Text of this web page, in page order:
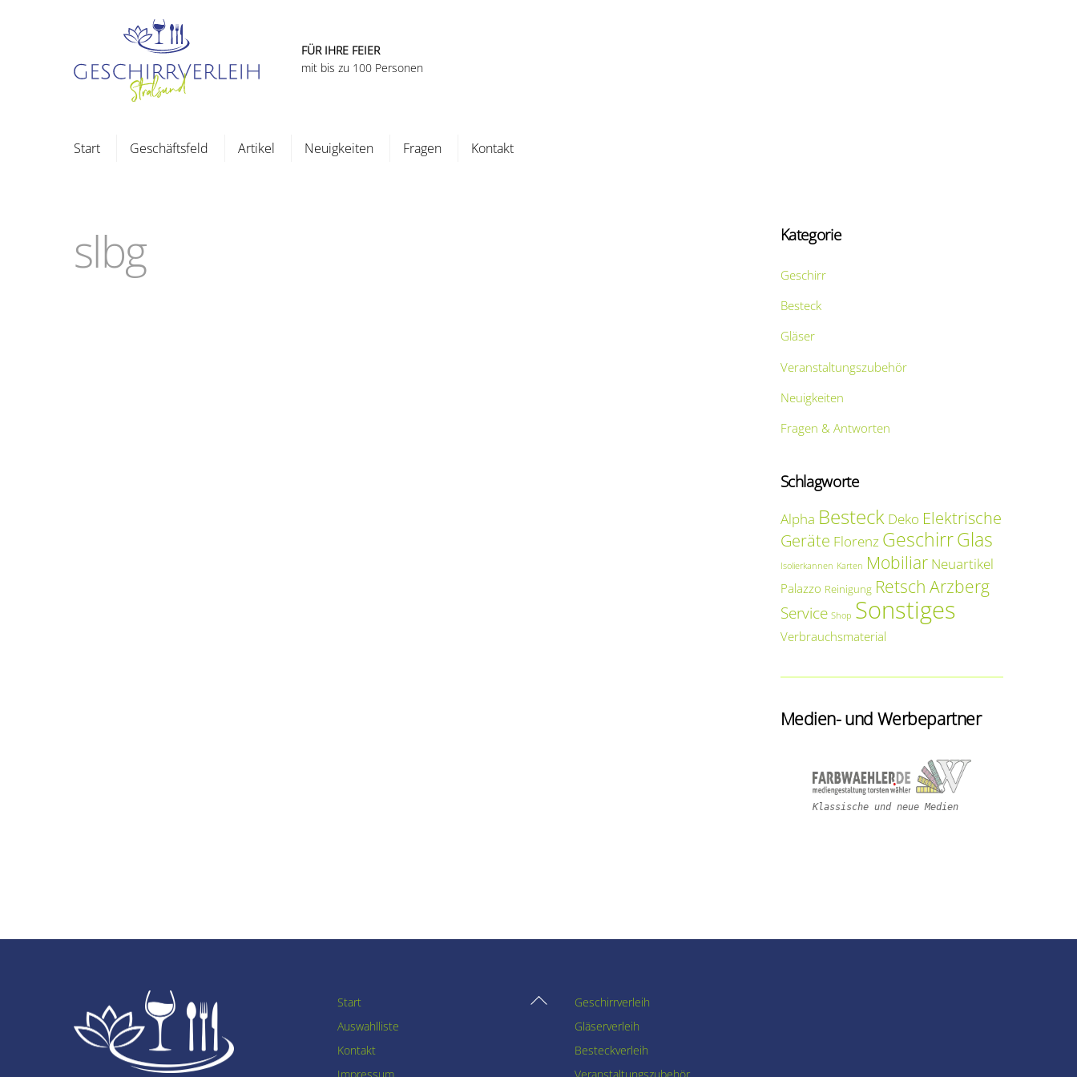
Start Geschäftsfeld Artikel Neuigkeiten Fragen Kontakt
FÜR IHRE FEIER
mit bis zu 100 Personen
slbg Kategorie
Geschirr
Besteck
Gläser
Veranstaltungszubehör
Neuigkeiten
Fragen & Antworten
Schlagworte
Alpha Besteck Deko Elektrische
Geräte Florenz GeschirrGlas
Isolierkannen Karten Mobiliar Neuartikel
Palazzo Reinigung Retsch Arzberg
Service Shop Sonstiges
Verbrauchsmaterial
Medien- und Werbepartner
Klassische und neue Medien
Back
Start
Auswahlliste
Kontakt
Geschirrverleih
Gläserverleih
Besteckverleih